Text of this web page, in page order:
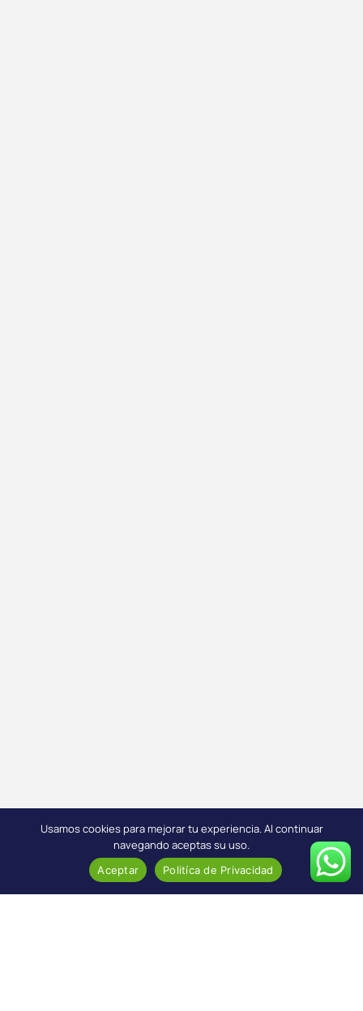
Usamos cookies para mejorar tu experiencia. Al continuar
navegando aceptas su uso.
Aceptar Politíca de Privacidad